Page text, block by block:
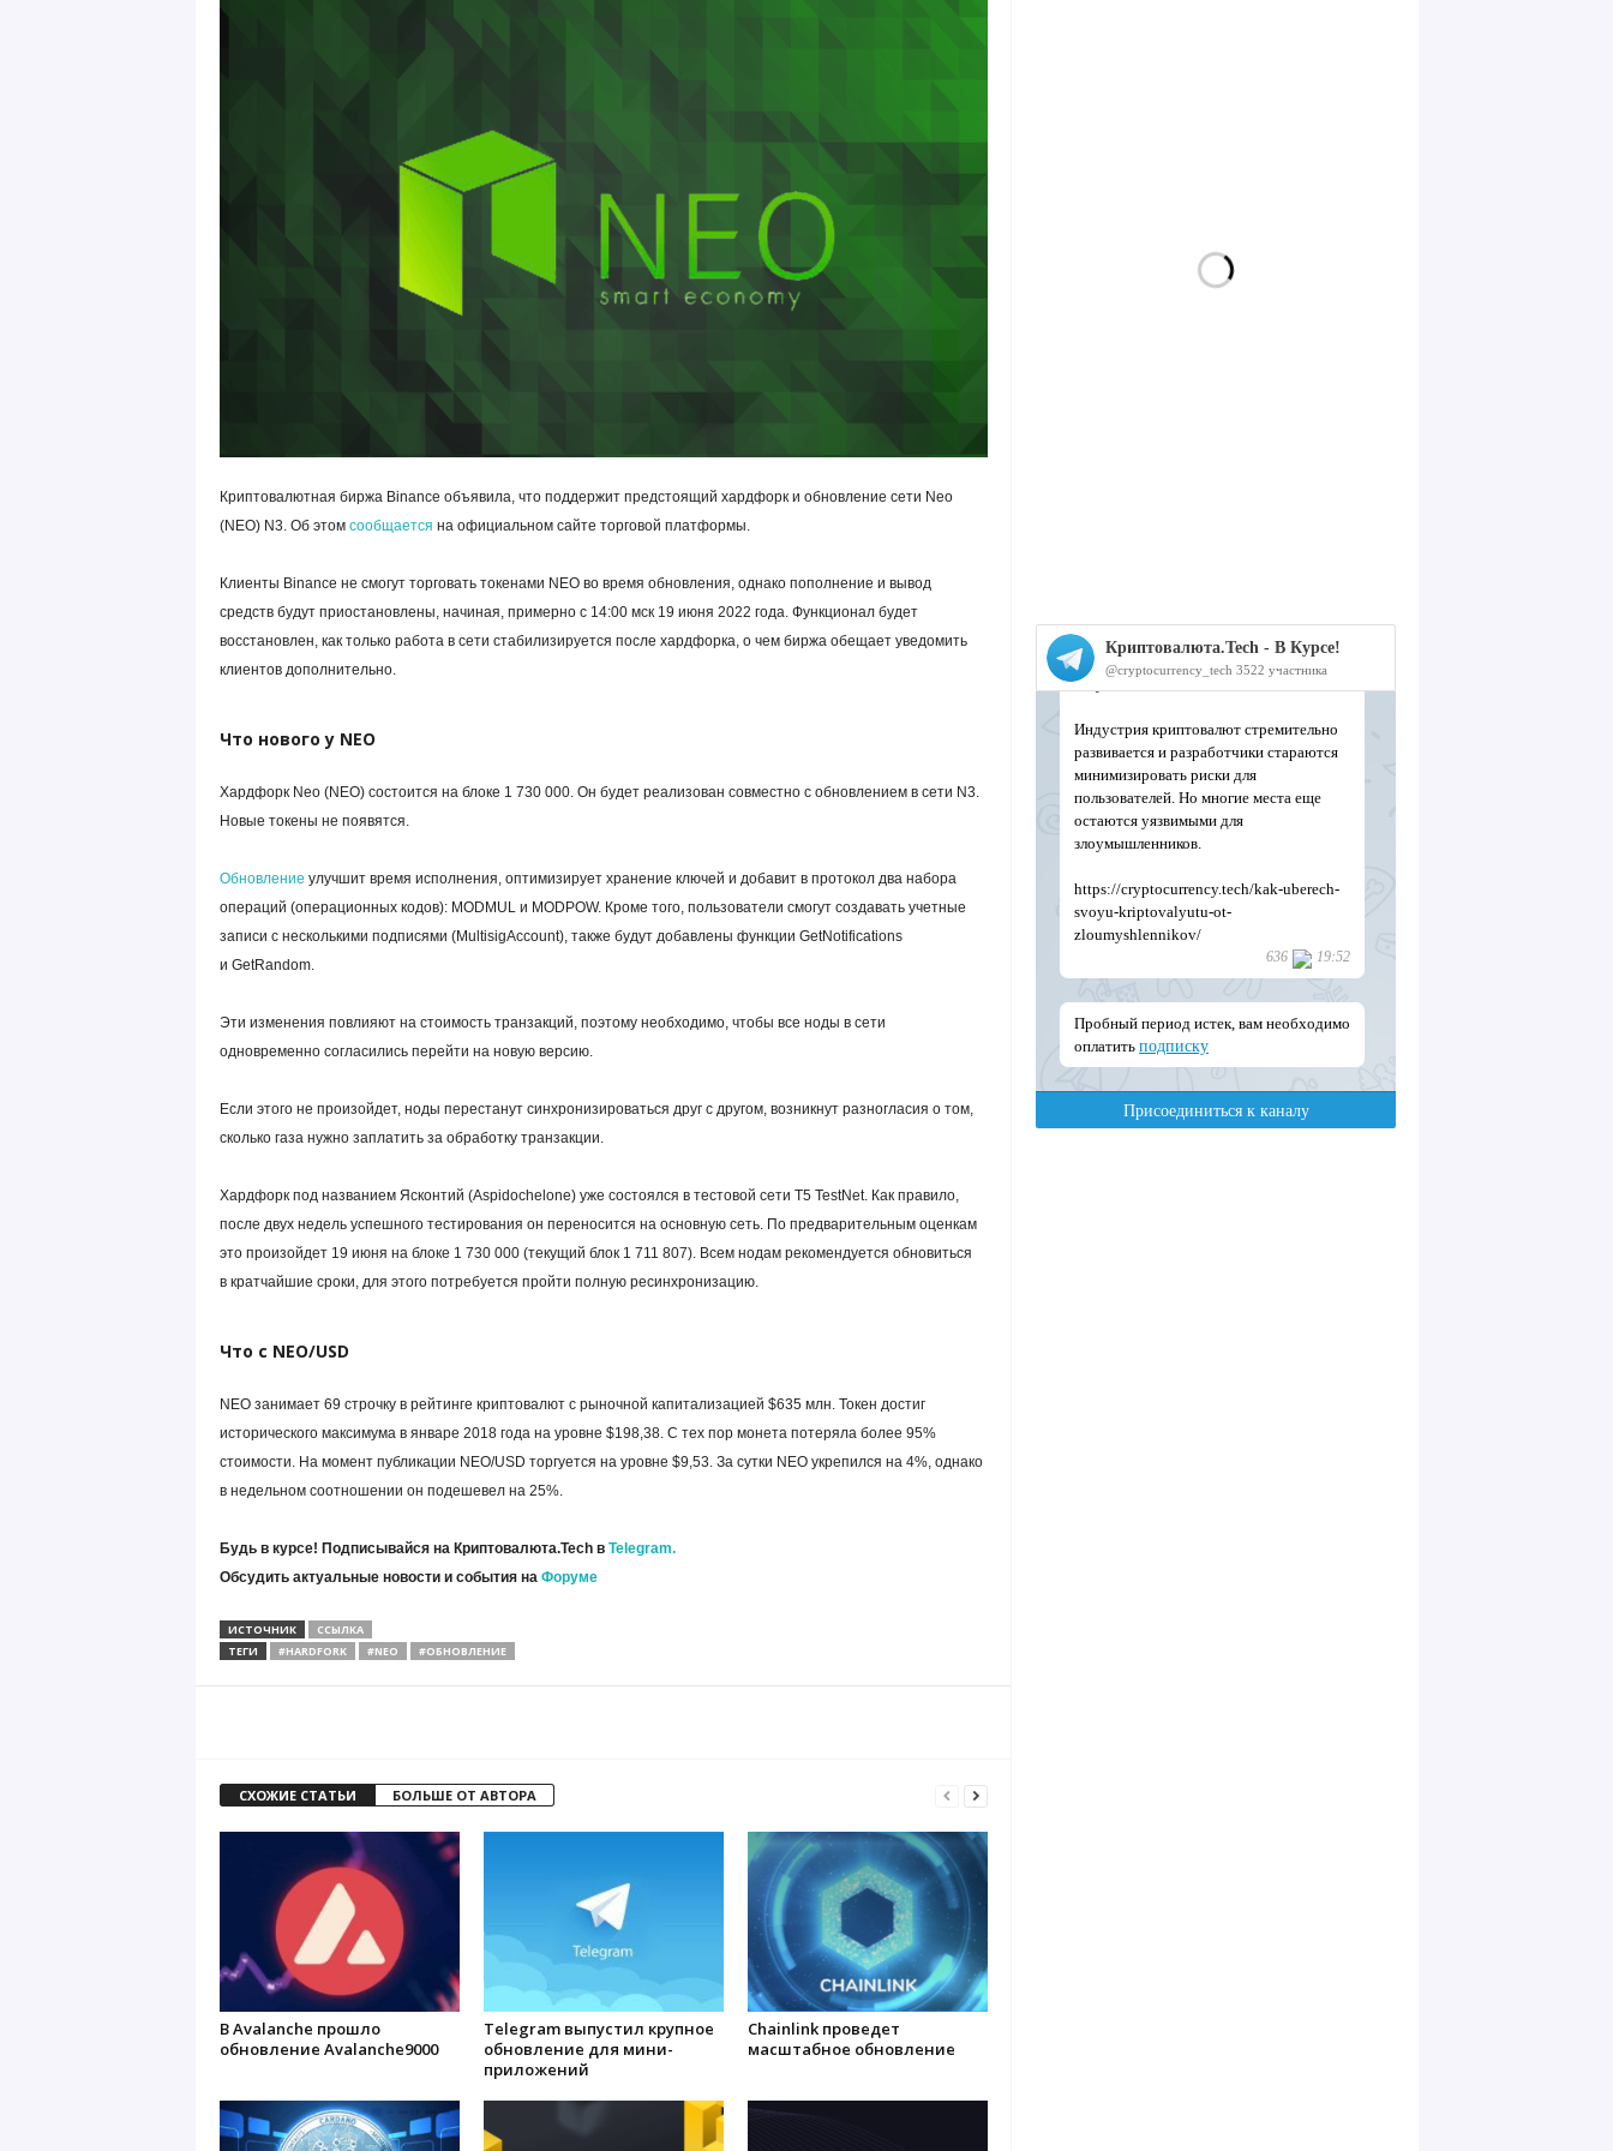
Криптовалютная биржа Binance объявила, что поддержит предстоящий хардфорк и обновление сети Neo
(NEO) N3. Об этом сообщается на официальном сайте торговой платформы.
Клиенты Binance не смогут торговать токенами NEO во время обновления, однако пополнение и вывод
средств будут приостановлены, начиная, примерно с 14:00 мск 19 июня 2022 года. Функционал будет
восстановлен, как только работа в сети стабилизируется после хардфорка, о чем биржа обещает уведомить
клиентов дополнительно.
Что нового у NEO
Хардфорк Neo (NEO) состоится на блоке 1 730 000. Он будет реализован совместно с обновлением в сети N3.
Новые токены не появятся.
Обновление улучшит время исполнения, оптимизирует хранение ключей и добавит в протокол два набора
операций (операционных кодов): MODMUL и MODPOW. Кроме того, пользователи смогут создавать учетные
записи с несколькими подписями (MultisigAccount), также будут добавлены функции GetNotifications
и GetRandom.
Эти изменения повлияют на стоимость транзакций, поэтому необходимо, чтобы все ноды в сети
одновременно согласились перейти на новую версию.
Если этого не произойдет, ноды перестанут синхронизироваться друг с другом, возникнут разногласия о том,
сколько газа нужно заплатить за обработку транзакции.
Хардфорк под названием Ясконтий (Aspidochelone) уже состоялся в тестовой сети T5 TestNet. Как правило,
после двух недель успешного тестирования он переносится на основную сеть. По предварительным оценкам
это произойдет 19 июня на блоке 1 730 000 (текущий блок 1 711 807). Всем нодам рекомендуется обновиться
в кратчайшие сроки, для этого потребуется пройти полную ресинхронизацию.
Что с NEO/USD
NEO занимает 69 строчку в рейтинге криптовалют с рыночной капитализацией $635 млн. Токен достиг
исторического максимума в январе 2018 года на уровне $198,38. С тех пор монета потеряла более 95%
стоимости. На момент публикации NEO/USD торгуется на уровне $9,53. За сутки NEO укрепился на 4%, однако
в недельном соотношении он подешевел на 25%.
Будь в курсе! Подписывайся на Криптовалюта.Tech в Telegram.
Обсудить актуальные новости и события на Форуме
ИСТОЧНИК
ССЫЛКА
ТЕГИ
#HARDFORK #NEO #ОБНОВЛЕНИЕ
СХОЖИЕ СТАТЬИ БОЛЬШЕ ОТ АВТОРА
В Avalanche прошло
обновление Avalanche9000
Telegram выпустил крупное
обновление для мини-
приложений
Chainlink проведет
масштабное обновление